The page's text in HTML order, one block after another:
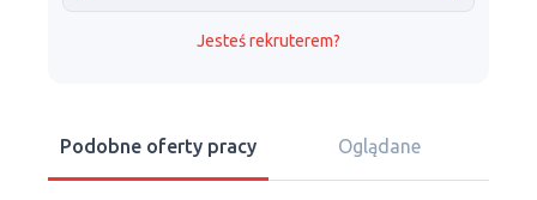
Jesteś rekruterem?
Podobne oferty pracy Oglądane